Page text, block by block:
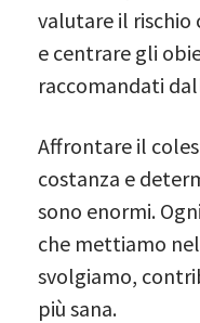
valutare il rischio
e centrare gli
raccomandati
Affrontare il
costanza e
sono enormi.
che mettiamo
svolgiamo,
più sana.